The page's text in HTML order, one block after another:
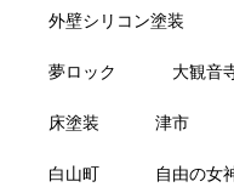
外壁シリコン塗装
夢ロック 大観音
床塗装 津市
白山町 自由の女